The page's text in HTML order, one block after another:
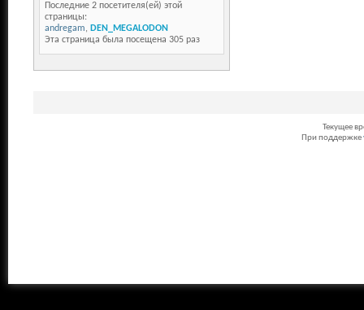
Последние 2 посетителя(ей) этой
страницы:
andregam, DEN_MEGALODON
Эта страница была посещена 305 раз
Текущее
При поддержке